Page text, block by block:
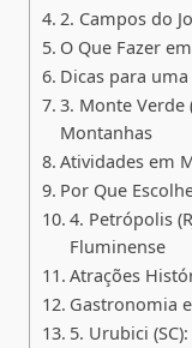
2. Campos do
O Que Fazer
Dicas para
3. Monte Verde
Montanhas
Atividades em
Por Que
4. Petrópolis
Fluminense
Atrações
Gastronomia
5. Urubici